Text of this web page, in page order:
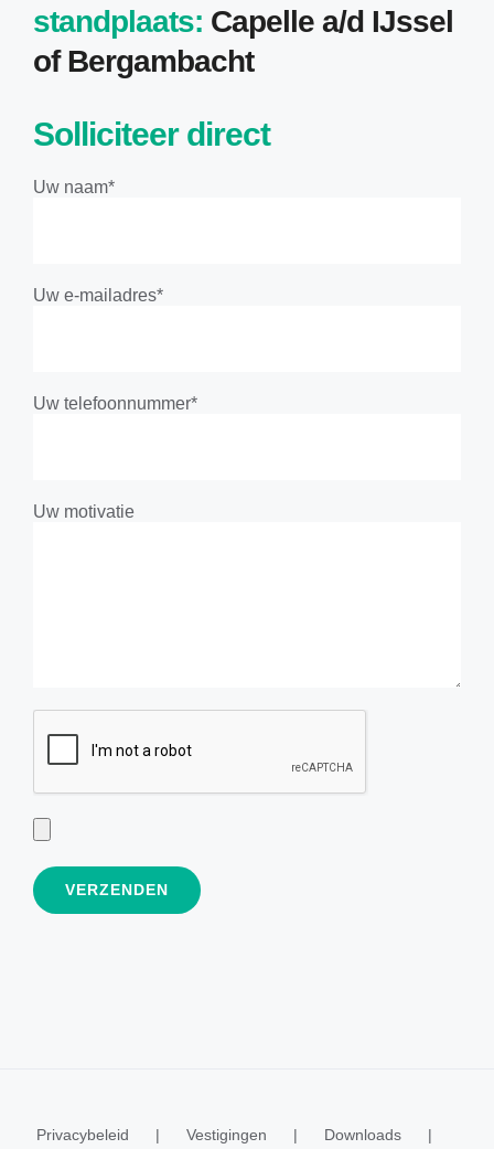
standplaats: Capelle a/d IJssel
of Bergambacht
Solliciteer direct
Uw naam*
Uw e-mailadres*
Uw telefoonnummer*
Uw motivatie
Privacybeleid Vestigingen
Downloads